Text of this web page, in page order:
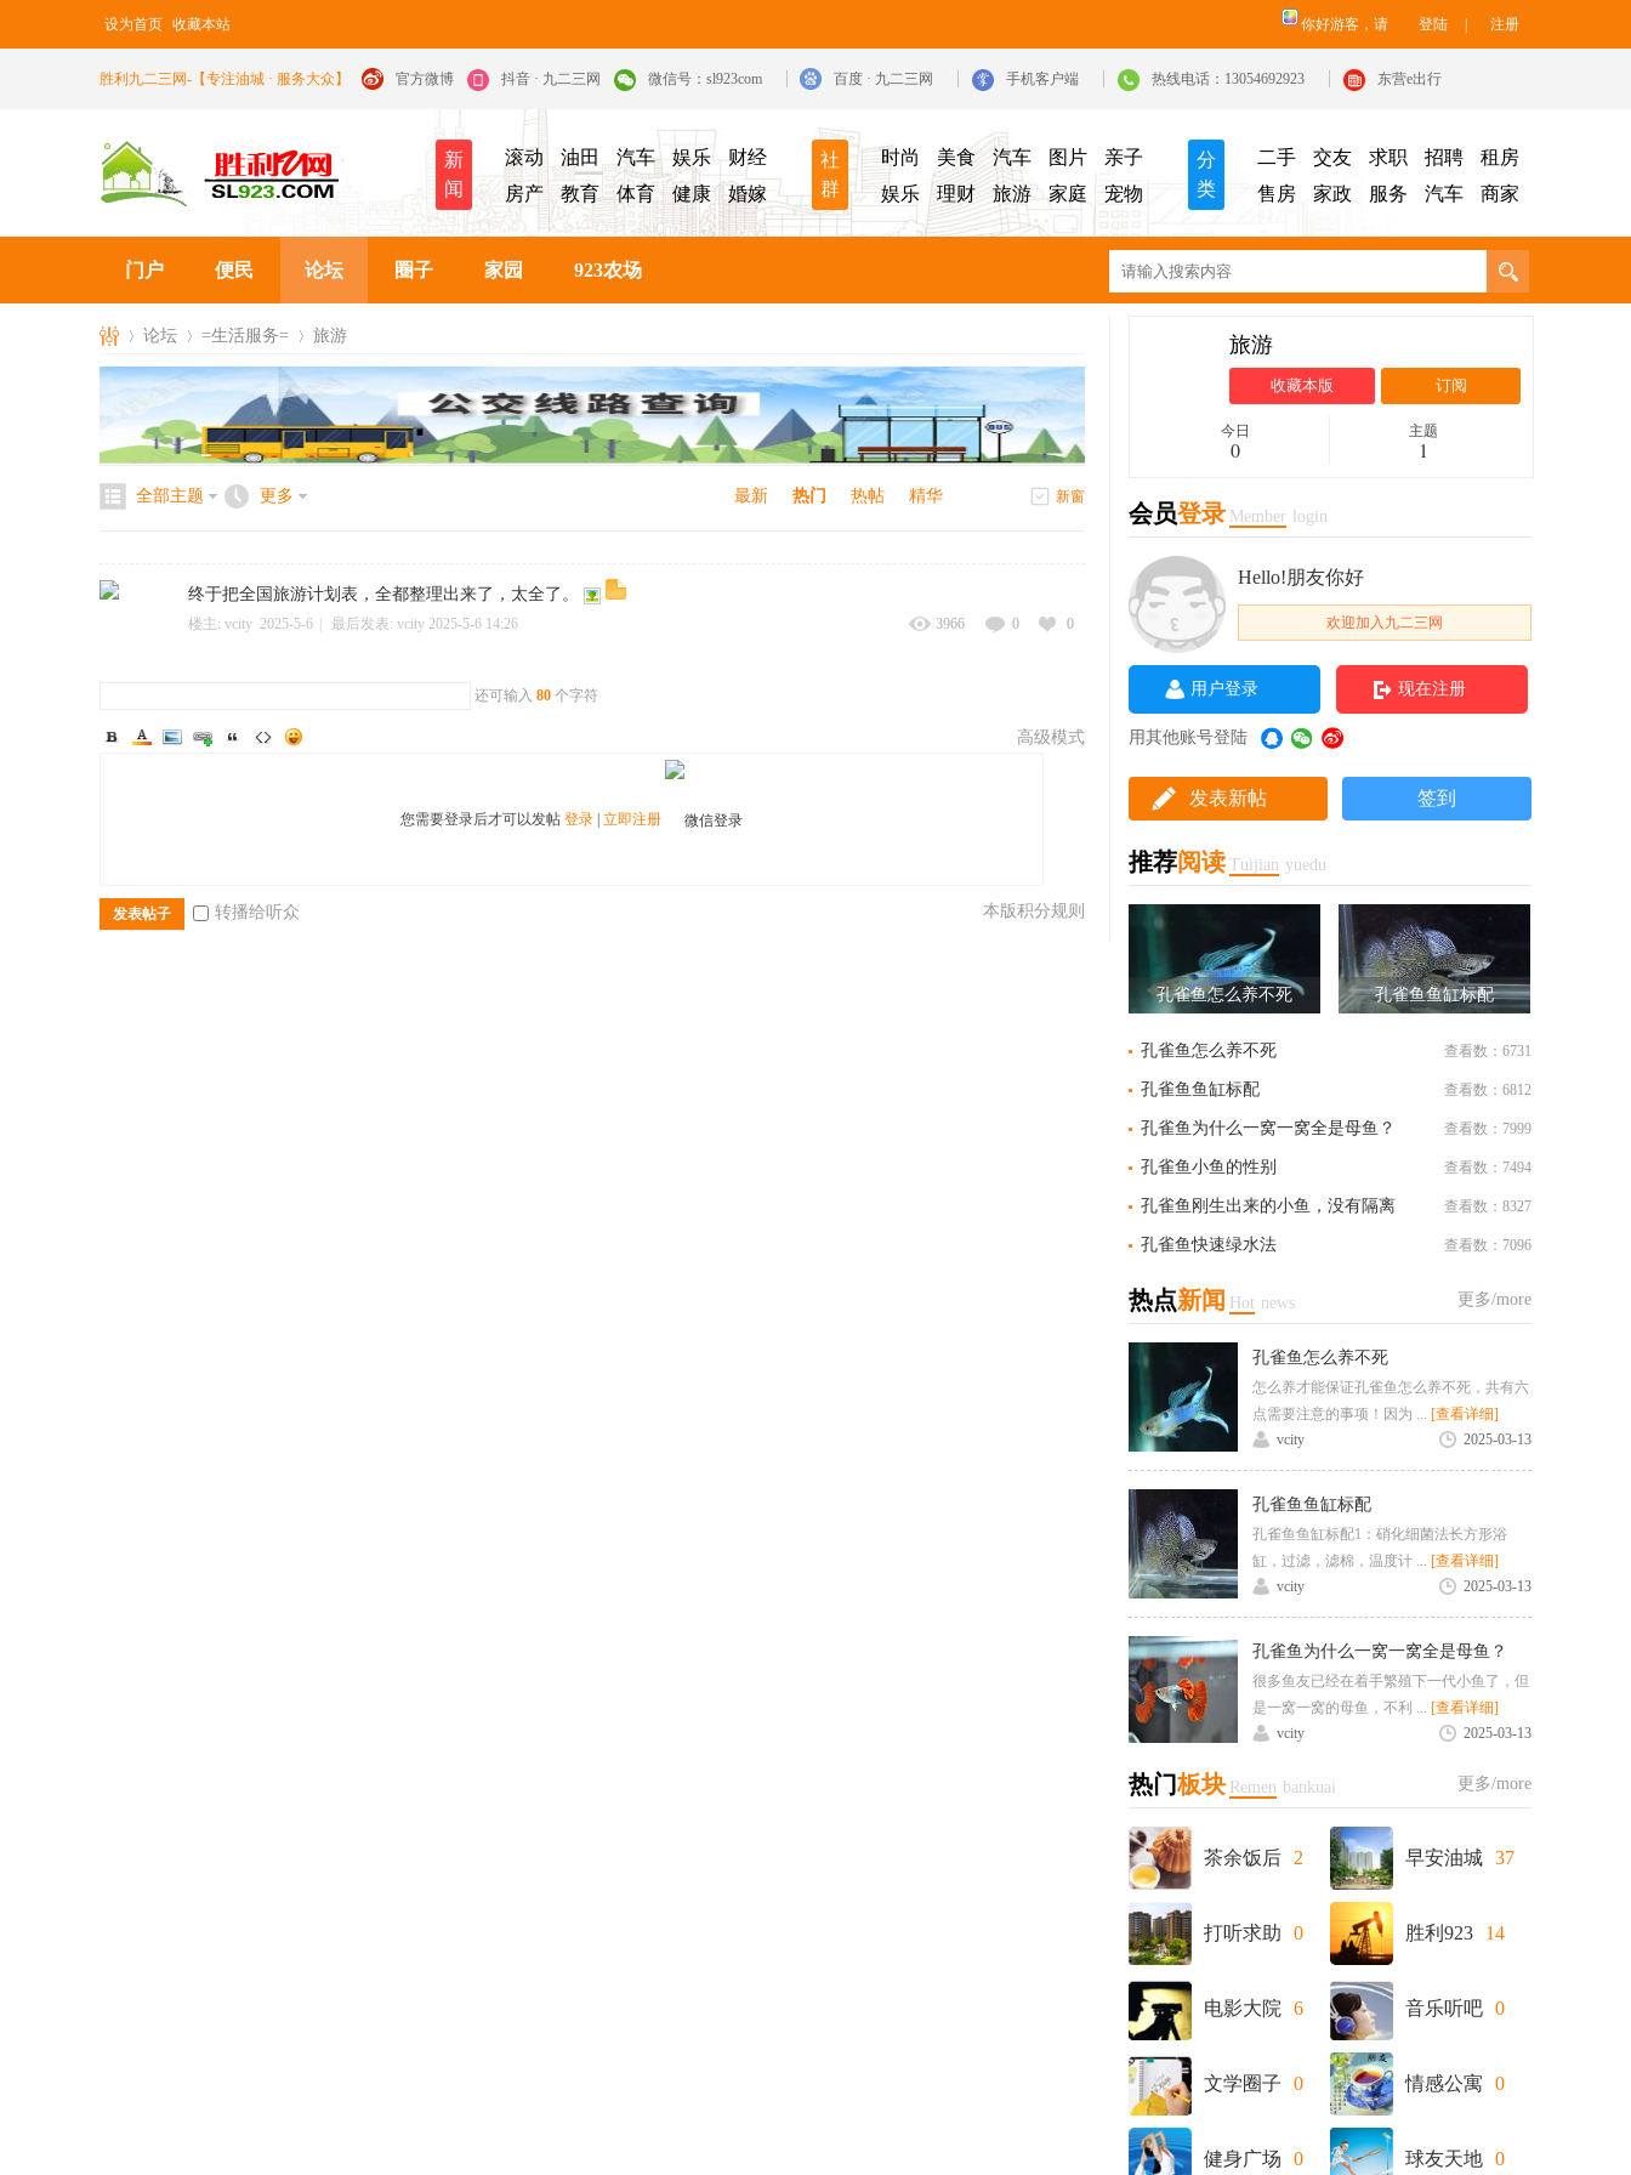
设为首页 收藏本站 你好游客，请 登陆 注册
胜利九二三网-【专注油城 · 服务大众】 官方微博 抖音 · 九二三网 微信号：sl923com 百度 · 九二三网 手机客户端 热线电话：13054692923 东营e出行
新
闻
滚动 油田 汽车 娱乐
财经
房产
教育 体育 健康 婚嫁
社
群
时尚 美食 汽车 图片
亲子
娱乐
理财 旅游 家庭 宠物
分
类
二手 交友 求职 招聘
租房
售房
家政 服务 汽车 商家
门户 便民 论坛 圈子 家园 923农场
三
论坛
›
=生活服务=
›
旅游
新窗
全部主题 更多 最新 热门 热帖 精华
终于把全国旅游计划表，全都整理出来了，太全了。
楼主: vcity 2025-5-6 最后发表: vcity 2025-5-6 14:26 3966 0 0
还可输入 80 个字符
高级模式
您需要登录后才可以发帖 登录 立即注册
本版积分规则
发表帖子 转播给听众
旅游
收藏本版 订阅
今日
0
主题
1
会员登录 Member login
Hello!朋友你好
欢迎加入九二三网
用户登录 现在注册
用其他账号登陆
发表新帖 签到
推荐阅读 Tuijian yuedu
孔雀鱼怎么养不死 孔雀鱼鱼缸标配
孔雀鱼怎么养不死 查看数：6731
孔雀鱼鱼缸标配 查看数：6812
孔雀鱼为什么一窝一窝全是母鱼？ 查看数：7999
孔雀鱼小鱼的性别 查看数：7494
孔雀鱼刚生出来的小鱼，没有隔离
盒怎么办？
查看数：8327
孔雀鱼快速绿水法 查看数：7096
热点新闻 Hot news 更多/more
孔雀鱼怎么养不死
怎么养才能保证孔雀鱼怎么养不死，共有六
点需要注意的事项！因为 ... [查看详细]
vcity
2025-03-13
孔雀鱼鱼缸标配
孔雀鱼鱼缸标配1：硝化细菌法长方形浴
缸，过滤，滤棉，温度计 ... [查看详细]
vcity
2025-03-13
孔雀鱼为什么一窝一窝全是母鱼？
很多鱼友已经在着手繁殖下一代小鱼了，但
是一窝一窝的母鱼，不利 ... [查看详细]
vcity
2025-03-13
热门板块 Remen bankuai 更多/more
茶余饭后 2 早安油城 37
打听求助 0 胜利923 14
电影大院 6 音乐听吧 0
文学圈子 0 情感公寓 0
健身广场 0 球友天地 0